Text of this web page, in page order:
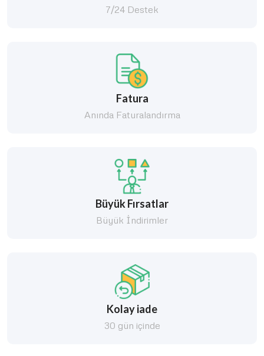
7/24 Destek
Fatura
Anında Faturalandırma
Büyük Fırsatlar
Büyük İndirimler
Kolay iade
30 gün içinde